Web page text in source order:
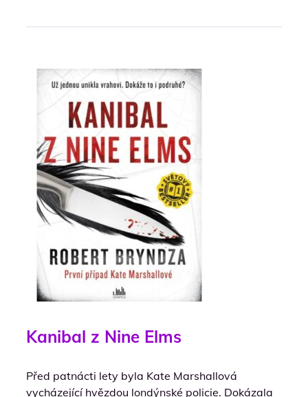
Kanibal z Nine Elms
Před patnácti lety byla Kate Marshallová
vycházející hvězdou londýnské policie. Dokázala